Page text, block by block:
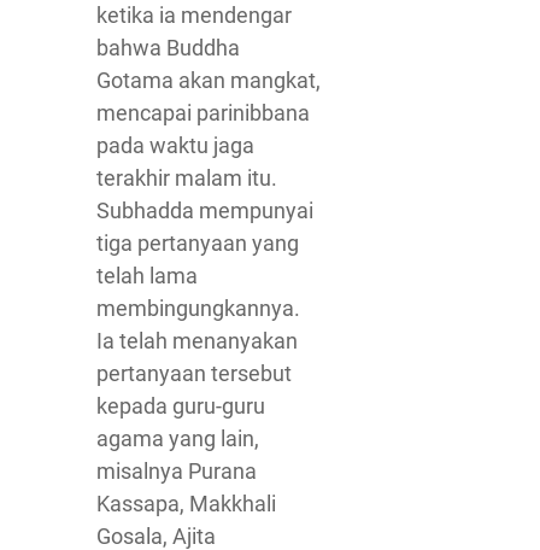
ketika ia mendengar
bahwa Buddha
Gotama akan mangkat,
mencapai parinibbana
pada waktu jaga
terakhir malam itu.
Subhadda mempunyai
tiga pertanyaan yang
telah lama
membingungkannya.
Ia telah menanyakan
pertanyaan tersebut
kepada guru-guru
agama yang lain,
misalnya Purana
Kassapa, Makkhali
Gosala, Ajita